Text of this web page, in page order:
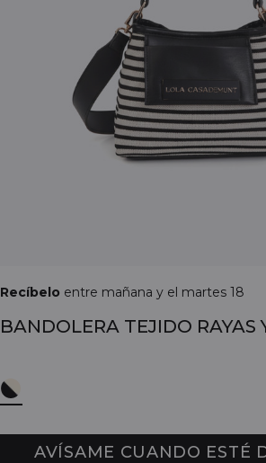
Recíbelo entre mañana y el martes 18
BANDOLERA TEJIDO RAYAS
AVÍSAME CUANDO ESTÉ